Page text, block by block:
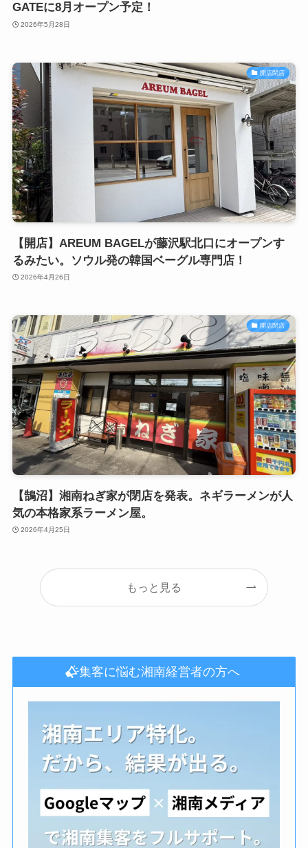
GATEに8月オープン予定！
2026年5月28日
開店閉店
【開店】AREUM BAGELが藤沢駅北口にオープンす
るみたい。ソウル発の韓国ベーグル専門店！
2026年4月26日
開店閉店
【鵠沼】湘南ねぎ家が閉店を発表。ネギラーメンが人
気の本格家系ラーメン屋。
2026年4月25日
もっと見る
集客に悩む湘南経営者の方へ